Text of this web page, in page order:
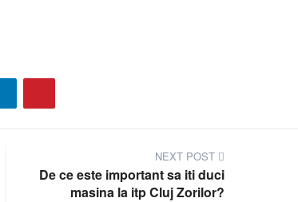
NEXT POST
De ce este important sa iti duci
masina la itp Cluj Zorilor?